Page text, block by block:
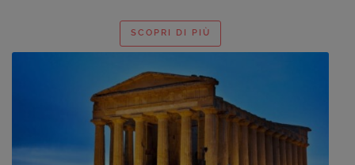
SCOPRI DI PIÙ